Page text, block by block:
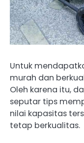
Untuk
murah dan
Oleh karena itu,
seputar tips
nilai kapasitas
tetap berkualitas.